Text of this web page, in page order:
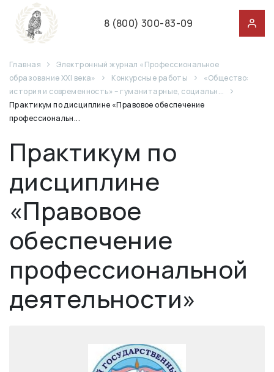
8 (800) 300-83-09
Главная
Электронный журнал «Профессиональное
образование XXI века»
Конкурсные работы
«Общество:
история и современность» – гуманитарные, социальн...
Практикум по дисциплине «Правовое обеспечение
профессиональн...
Практикум по
дисциплине
«Правовое
обеспечение
профессиональной
деятельности»